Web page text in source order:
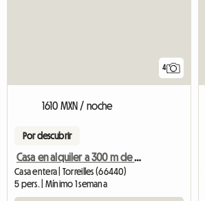
4
1610 MXN / noche
Por descubrir
Casa en alquiler a 300 m de la playa
Casa entera | Torreilles (66440)
5 pers. | Mínimo 1 semana